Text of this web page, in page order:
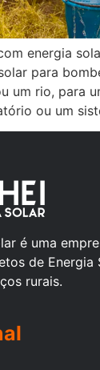
energia
para
um rio, para
ou um
é uma
de Energia
rurais.